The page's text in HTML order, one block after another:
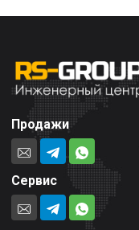
Продажи
Сервис